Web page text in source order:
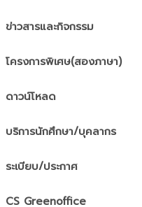
ข่าวสารและกิจกรรม
โครงการพิเศษ(สองภาษา)
ดาวน์โหลด
บริการนักศึกษา/บุคลากร
ระเบียบ/ประกาศ
CS Greenoffice